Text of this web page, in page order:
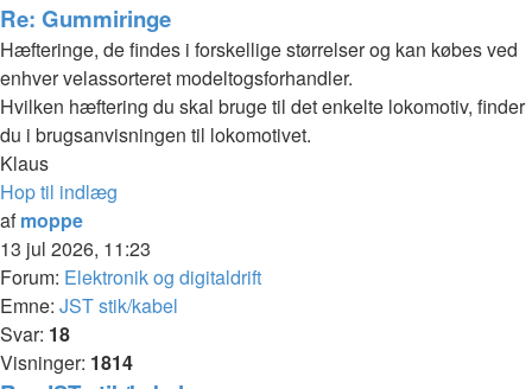
Re: Gummiringe
Hæfteringe, de findes i forskellige størrelser og kan købes ved
enhver velassorteret modeltogsforhandler.
Hvilken hæftering du skal bruge til det enkelte lokomotiv, finder
du i brugsanvisningen til lokomotivet.
Klaus
Hop til indlæg
afmoppe
13 jul 2026, 11:23
Forum: Elektronik og digitaldrift
Emne: JST stik/kabel
Svar: 18
Visninger: 1814